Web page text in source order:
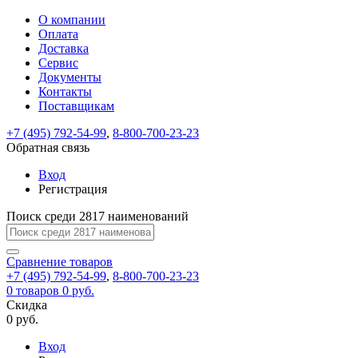
ВходРегистрация
Только
test@example.com
отправлена
по
ней
для
регистрации.
Ок
Только
Запомнить
меня
Забыли
Восстановление
пароля
Заполните
форму.
Мы
отправим
ссылку
на
указанный
электронный
адрес,
перейдя
по
которой
вы
новый
На
вашу
test@test.ru
отправлена
ссылка.
Перейдите
по
для
смены
пароля.
Введите
новый
пароль
Сменить
Пароль
успешно
Войти
Обратная
связь
Сообщение
пользовательского
соглашения
Ваше
сообщение
успешно
О компании
Оплата
Доставка
Сервис
Документы
Контакты
Поставщикам
+7 (495) 792-54-99, 8-800-700-23-23
Обратная связь
Вход
Регистрация
Поиск среди 2817 наименований
Сравнение товаров
+7 (495) 792-54-99, 8-800-700-23-23
0 товаров 0 руб.
Скидка
0 руб.
Вход